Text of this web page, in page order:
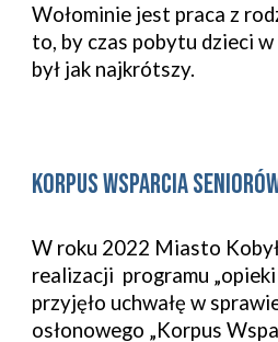
Wołominie jest praca z
to, by czas pobytu dzieci
był jak najkrótszy.
Korpus Wsparcia
W roku 2022 Miasto
realizacji programu „opieki
przyjęło uchwałę w
osłonowego „Korpus